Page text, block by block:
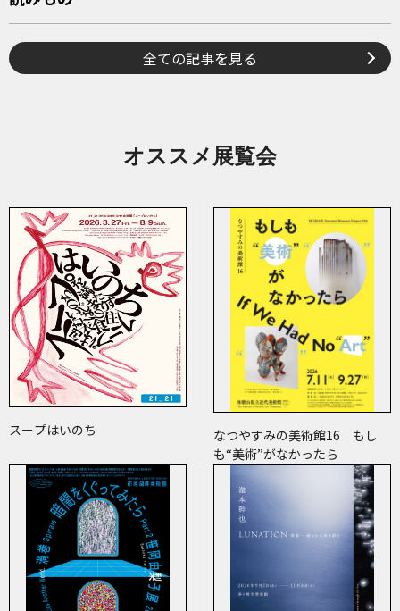
全ての記事を見る
オススメ展覧会
スープはいのち
なつやすみの美術館16 もし
も“美術”がなかったら